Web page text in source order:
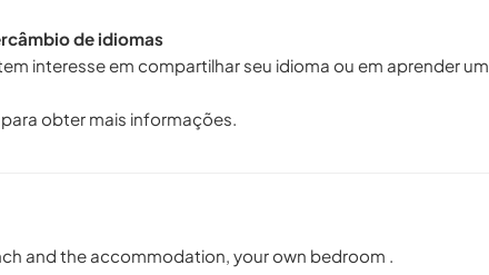
de idiomas
interesse em compartilhar seu idioma ou em aprender um
obter mais informações.
and the accommodation, your own bedroom .